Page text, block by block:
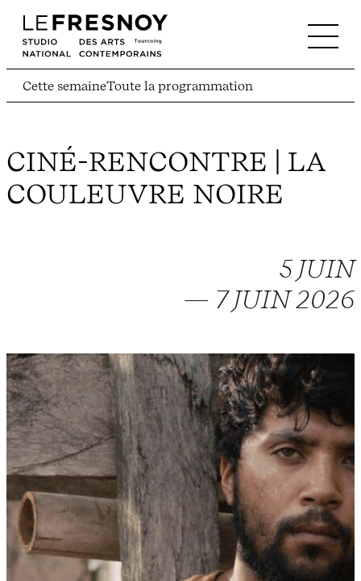
Cette semaineToute la programmation
CINÉ-RENCONTRE | LA
COULEUVRE NOIRE
5 JUIN
— 7 JUIN 2026